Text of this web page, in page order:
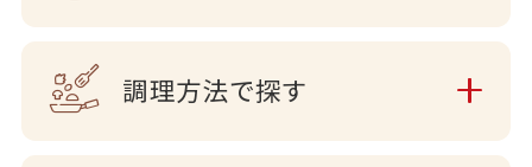
調理方法で探す